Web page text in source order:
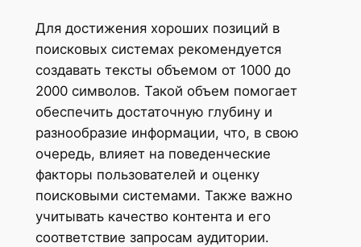
Для достижения хороших позиций в
поисковых системах рекомендуется
создавать тексты объемом от 1000 до
2000 символов. Такой объем помогает
обеспечить достаточную глубину и
разнообразие информации, что, в свою
очередь, влияет на поведенческие
факторы пользователей и оценку
поисковыми системами. Также важно
учитывать качество контента и его
соответствие запросам аудитории.